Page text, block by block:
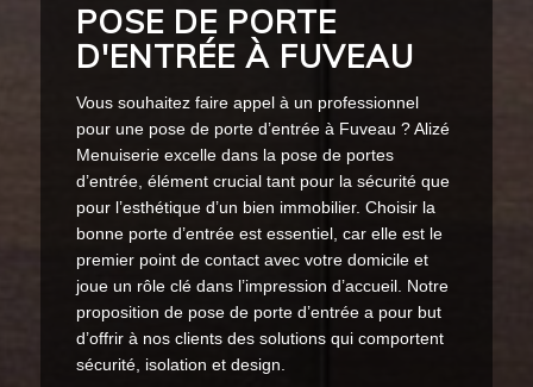
POSE DE PORTE
D'ENTRÉE À FUVEAU
Vous souhaitez faire appel à un professionnel
pour une pose de porte d’entrée à Fuveau ? Alizé
Menuiserie excelle dans la pose de portes
d’entrée, élément crucial tant pour la sécurité que
pour l’esthétique d’un bien immobilier. Choisir la
bonne porte d’entrée est essentiel, car elle est le
premier point de contact avec votre domicile et
joue un rôle clé dans l’impression d’accueil. Notre
proposition de pose de porte d’entrée a pour but
d’offrir à nos clients des solutions qui comportent
sécurité, isolation et design.